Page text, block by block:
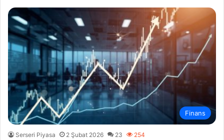
Finans
Serseri Piyasa 2 Şubat 2026 23 254